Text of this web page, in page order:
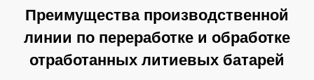
Преимущества производственной
линии по переработке и обработке
отработанных литиевых батарей